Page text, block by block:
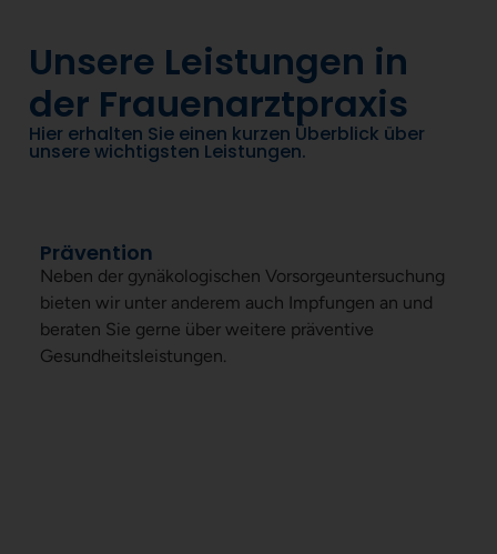
Unsere Leistungen in
der Frauenarztpraxis
Hier erhalten Sie einen kurzen Überblick über
unsere wichtigsten Leistungen.
Prävention
Neben der gynäkologischen Vorsorgeuntersuchung
bieten wir unter anderem auch Impfungen an und
beraten Sie gerne über weitere präventive
Gesundheitsleistungen.